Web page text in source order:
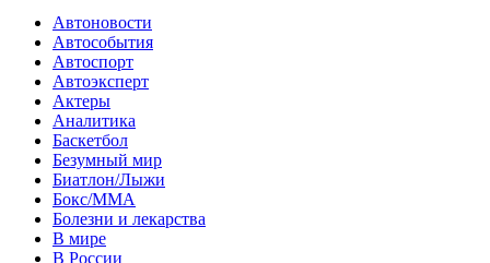
Автоновости
Автособытия
Автоспорт
Автоэксперт
Актеры
Аналитика
Баскетбол
Безумный мир
Биатлон/Лыжи
Бокс/MMA
Болезни и лекарства
В мире
В России